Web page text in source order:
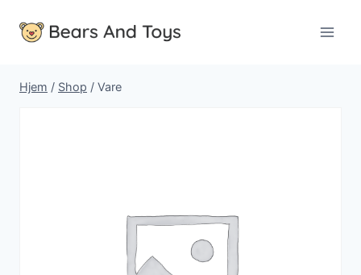
Hjem / Shop / Vare